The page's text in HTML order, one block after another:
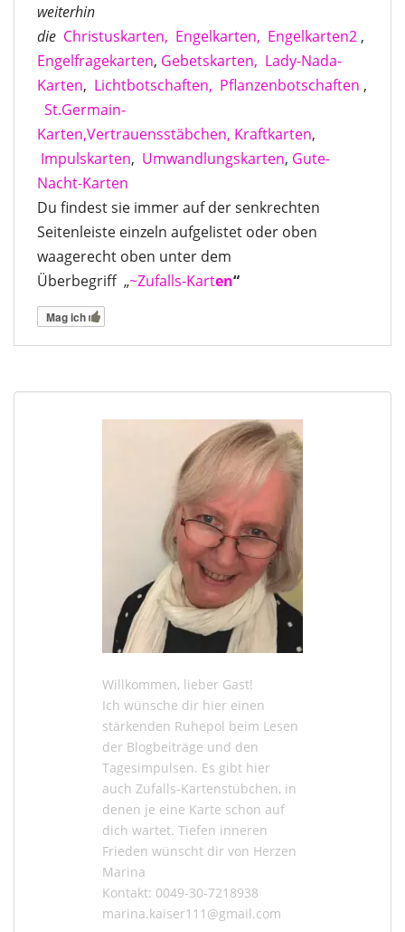
weiterhin
die Christuskarten, Engelkarten, Engelkarten2 ,
Engelfragekarten, Gebetskarten, Lady-Nada-
Karten, Lichtbotschaften, Pflanzenbotschaften ,
St.Germain-
Karten,Vertrauensstäbchen, Kraftkarten,
Impulskarten, Umwandlungskarten, Gute-
Nacht-Karten
Du findest sie immer auf der senkrechten
Seitenleiste einzeln aufgelistet oder oben
waagerecht oben unter dem
Überbegriff „~Zufalls-Karten“
Mag ich
Willkommen, lieber Gast!
Ich wünsche dir hier einen
stärkenden Ruhepol beim Lesen
der Blogbeiträge und den
Tagesimpulsen. Es gibt hier
auch Zufalls-Kartenstübchen, in
denen je eine Karte schon auf
dich wartet. Tiefen inneren
Frieden wünscht dir von Herzen
Marina
Kontakt: 0049-30-7218938
marina.kaiser111@gmail.com